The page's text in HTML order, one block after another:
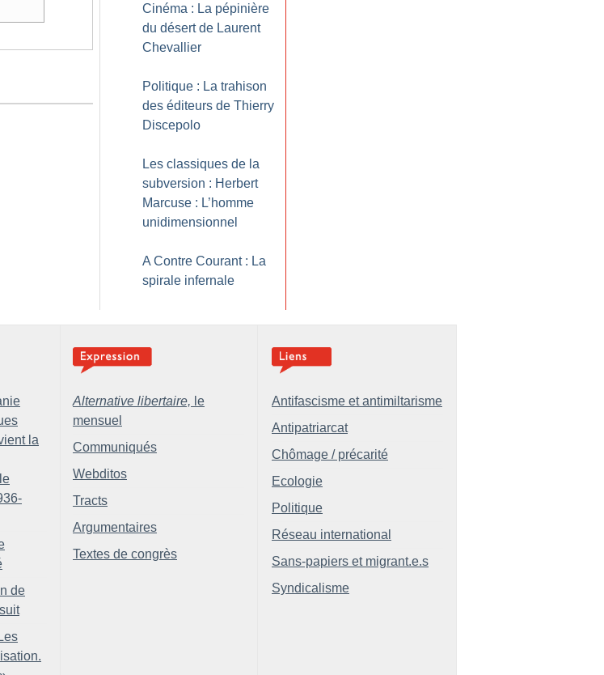
Cinéma : La pépinière
du désert de Laurent
Chevallier
Politique : La trahison
des éditeurs de Thierry
Discepolo
Les classiques de la
subversion : Herbert
Marcuse : L’homme
unidimensionnel
A Contre Courant : La
spirale infernale
la
de
Les
Alternative libertaire, le
mensuel
Communiqués
Webditos
Tracts
Argumentaires
Textes de congrès
Antifascisme et antimiltarisme
Antipatriarcat
Chômage / précarité
Ecologie
Politique
Réseau international
Sans-papiers et migrant.e.s
Syndicalisme